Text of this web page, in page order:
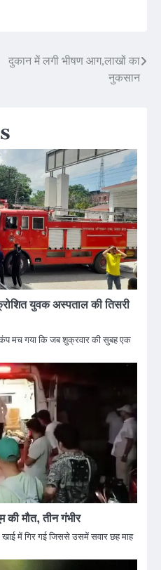
दुकान में लगी भीषण आग,लाखों का
नुकसान
युवक अस्पताल की तिसरी
मच गया कि जब शुक्रवार की सुबह एक
की मौत, तीन गंभीर
में गिर गई जिससे उसमें सवार छह माह